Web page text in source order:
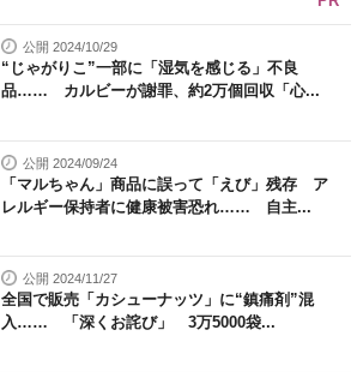
公開 2024/10/29
“じゃがりこ”一部に「湿気を感じる」不良
品…… カルビーが謝罪、約2万個回収「心...
公開 2024/09/24
「マルちゃん」商品に誤って「えび」残存 ア
レルギー保持者に健康被害恐れ…… 自主...
公開 2024/11/27
全国で販売「カシューナッツ」に“鎮痛剤”混
入…… 「深くお詫び」 3万5000袋...